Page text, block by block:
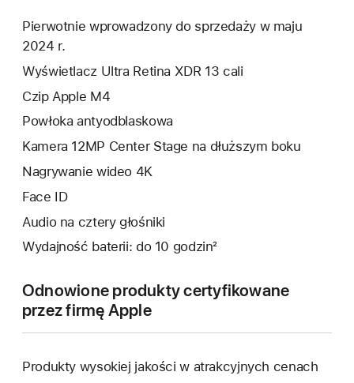
Pierwotnie wprowadzony do sprzedaży w maju
2024 r.
Wyświetlacz Ultra Retina XDR 13 cali
Czip Apple M4
Powłoka antyodblaskowa
Kamera 12MP Center Stage na dłuższym boku
Nagrywanie wideo 4K
Face ID
Audio na cztery głośniki
Wydajność baterii: do 10 godzin²
Odnowione produkty certyfikowane
przez firmę Apple
Produkty wysokiej jakości w atrakcyjnych cenach